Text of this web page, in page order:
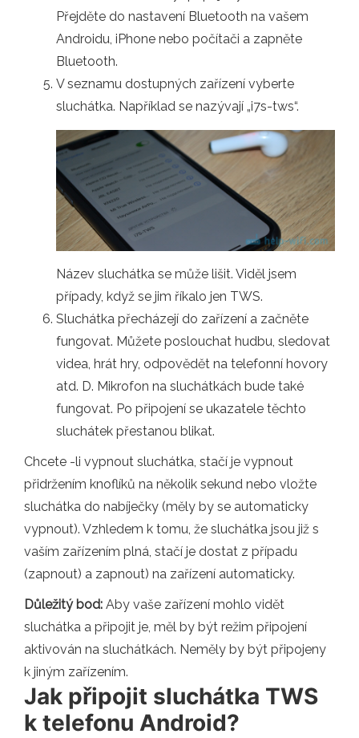
Přejděte do nastavení Bluetooth na vašem
Androidu, iPhone nebo počítači a zapněte
Bluetooth.
V seznamu dostupných zařízení vyberte
sluchátka. Například se nazývají „i7s-tws“.
Název sluchátka se může lišit. Viděl jsem
případy, když se jim říkalo jen TWS.
Sluchátka přecházejí do zařízení a začněte
fungovat. Můžete poslouchat hudbu, sledovat
videa, hrát hry, odpovědět na telefonní hovory
atd. D. Mikrofon na sluchátkách bude také
fungovat. Po připojení se ukazatele těchto
sluchátek přestanou blikat.
Chcete -li vypnout sluchátka, stačí je vypnout
přidržením knoflíků na několik sekund nebo vložte
sluchátka do nabíječky (měly by se automaticky
vypnout). Vzhledem k tomu, že sluchátka jsou již s
vaším zařízením plná, stačí je dostat z případu
(zapnout) a zapnout) na zařízení automaticky.
Důležitý bod: Aby vaše zařízení mohlo vidět
sluchátka a připojit je, měl by být režim připojení
aktivován na sluchátkách. Neměly by být připojeny
k jiným zařízením.
Jak připojit sluchátka TWS
k telefonu Android?